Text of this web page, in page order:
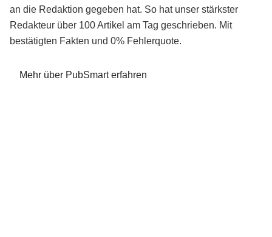
an die Redaktion gegeben hat. So hat unser stärkster
Redakteur über 100 Artikel am Tag geschrieben. Mit
bestätigten Fakten und 0% Fehlerquote.
Mehr über PubSmart erfahren